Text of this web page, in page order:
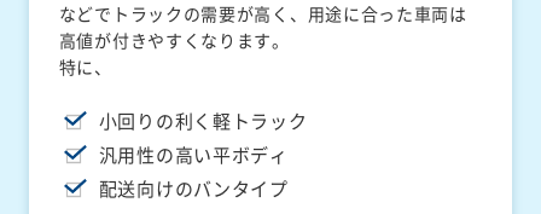
などでトラックの需要が高く、用途に合った車両は
高値が付きやすくなります。
特に、
小回りの利く軽トラック
汎用性の高い平ボディ
配送向けのバンタイプ